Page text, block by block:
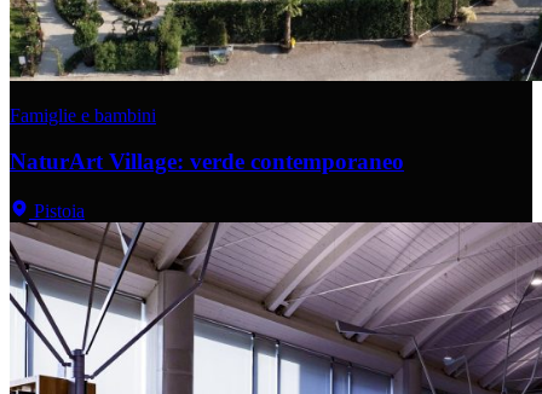
Famiglie e bambini
NaturArt Village: verde contemporaneo
Pistoia